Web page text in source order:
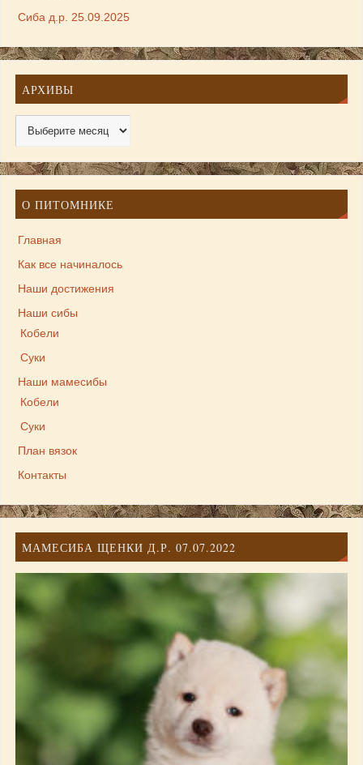
Сиба д.р. 25.09.2025
АРХИВЫ
О ПИТОМНИКЕ
Главная
Как все начиналось
Наши достижения
Наши сибы
Кобели
Суки
Наши мамесибы
Кобели
Суки
План вязок
Контакты
МАМЕСИБА ЩЕНКИ Д.Р. 07.07.2022